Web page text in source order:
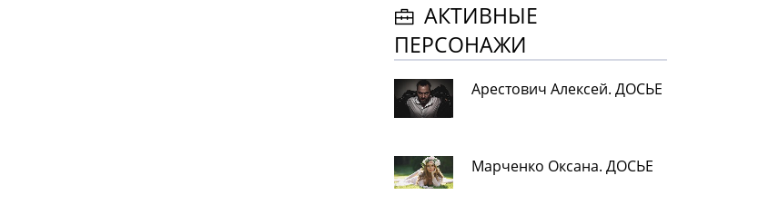
АКТИВНЫЕ
ПЕРСОНАЖИ
Арестович Алексей. ДОСЬЕ
Марченко Оксана. ДОСЬЕ